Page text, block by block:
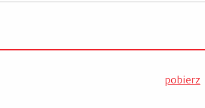
pobierz